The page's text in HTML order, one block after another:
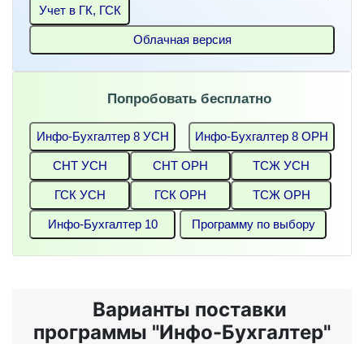
Учет в ГК, ГСК
Облачная версия
Попробовать бесплатно
Инфо-Бухгалтер 8 УСН Инфо-Бухгалтер 8 ОРН
СНТ УСН СНТ ОРН ТСЖ УСН
ГСК УСН ГСК ОРН ТСЖ ОРН
Инфо-Бухгалтер 10 Программу по выбору
Варианты поставки
программы "Инфо-Бухгалтер"